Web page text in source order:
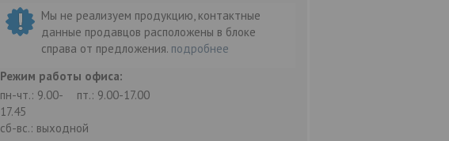
Мы не реализуем продукцию, контактные
данные продавцов расположены в блоке
справа от предложения. подробнее
Режим работы офиса:
пн-чт.: 9.00-
17.45
пт.: 9.00-17.00
сб-вс.: выходной